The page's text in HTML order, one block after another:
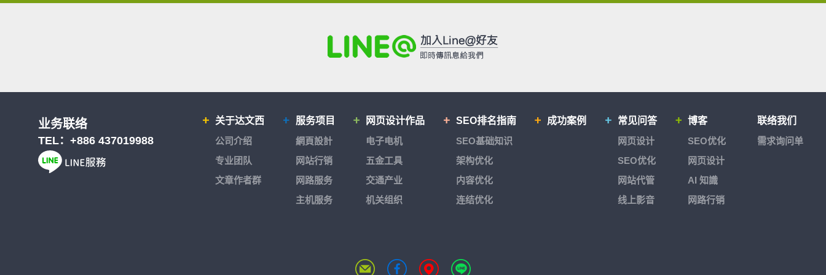
关于达文西
公司介绍
专业团队
文章作者群
服务项目
網頁設計
网站行销
网路服务
主机服务
网页设计作品
电子电机
五金工具
交通产业
机关组织
SEO排名指南
SEO基础知识
架构优化
内容优化
连结优化
成功案例
常见问答
网页设计
SEO优化
网站代管
线上影音
博客
SEO优化
网页设计
AI 知識
网路行销
联络我们
需求询问单
业务联络
TEL： +886 437019988